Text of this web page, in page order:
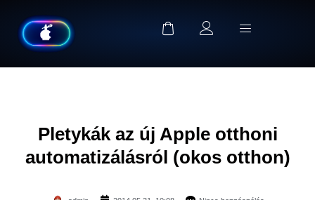
Pletykák az új Apple otthoni
automatizálásról (okos otthon)